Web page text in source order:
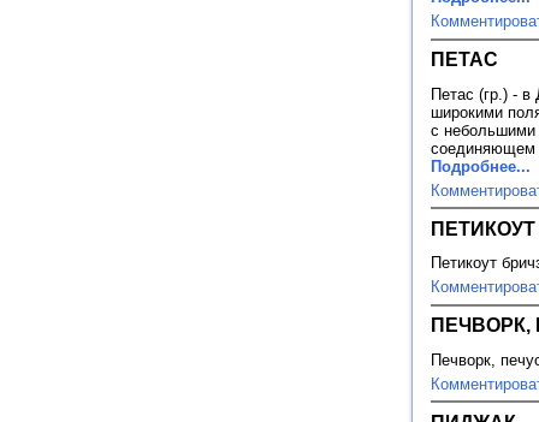
ПЕТАС
Петас (гр.) - в
широкими
с
соединяющем
Подробнее...
Петикоут
ПЕЧВОРК,
Печворк,